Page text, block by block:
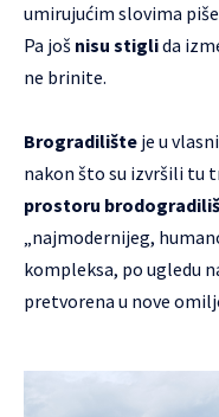
umirujućim slovima
Pa još nisu stiglida
ne brinite.
Brogradilište je u
nakon što su izvršili tu
prostoru
„najmodernijeg,
kompleksa, po ugledu
pretvorena u nove